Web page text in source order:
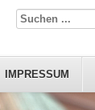
IMPRESSUM